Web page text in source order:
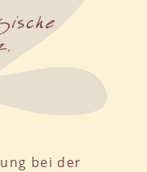
bei der